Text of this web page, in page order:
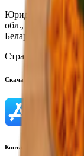
Юридический
обл., г.Жлобин,
Беларусь,
Страна
Скачать приложение
Контактный телефон